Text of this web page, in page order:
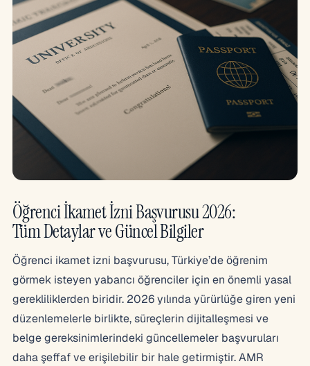
Öğrenci İkamet İzni Başvurusu 2026:
Tüm Detaylar ve Güncel Bilgiler
Öğrenci ikamet izni başvurusu, Türkiye’de öğrenim
görmek isteyen yabancı öğrenciler için en önemli yasal
gerekliliklerden biridir. 2026 yılında yürürlüğe giren yeni
düzenlemelerle birlikte, süreçlerin dijitalleşmesi ve
belge gereksinimlerindeki güncellemeler başvuruları
daha şeffaf ve erişilebilir bir hale getirmiştir. AMR